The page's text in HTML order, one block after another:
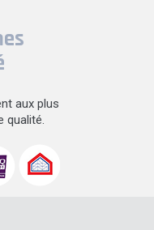
aux plus
qualité.